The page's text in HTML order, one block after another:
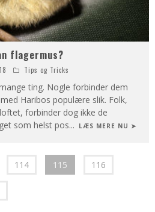
flagermus?
Tips og Tricks
ting. Nogle forbinder dem
Haribos populære slik. Folk,
forbinder dog ikke de
som helst pos... LÆS MERE NU ➤
114 115 116